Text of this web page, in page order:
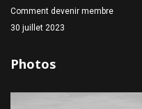
Comment devenir membre
30 juillet 2023
Photos